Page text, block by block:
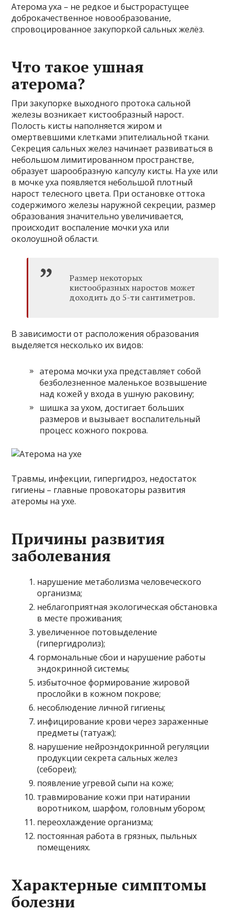
Атерома уха – не редкое и быстрорастущее
доброкачественное новообразование,
спровоцированное закупоркой сальных желёз.
Что такое ушная
атерома?
При закупорке выходного протока сальной
железы возникает кистообразный нарост.
Полость кисты наполняется жиром и
омертвевшими клетками эпителиальной ткани.
Секреция сальных желез начинает развиваться в
небольшом лимитированном пространстве,
образует шарообразную капсулу кисты. На ухе или
в мочке уха появляется небольшой плотный
нарост телесного цвета. При остановке оттока
содержимого железы наружной секреции, размер
образования значительно увеличивается,
происходит воспаление мочки уха или
околоушной области.
Размер некоторых
кистообразных наростов может
доходить до 5-ти сантиметров.
В зависимости от расположения образования
выделяется несколько их видов:
атерома мочки уха представляет собой
безболезненное маленькое возвышение
над кожей у входа в ушную раковину;
шишка за ухом, достигает больших
размеров и вызывает воспалительный
процесс кожного покрова.
Травмы, инфекции, гипергидроз, недостаток
гигиены – главные провокаторы развития
атеромы на ухе.
Причины развития
заболевания
нарушение метаболизма человеческого
организма;
неблагоприятная экологическая обстановка
в месте проживания;
увеличенное потовыделение
(гипергидролиз);
гормональные сбои и нарушение работы
эндокринной системы;
избыточное формирование жировой
прослойки в кожном покрове;
несоблюдение личной гигиены;
инфицирование крови через зараженные
предметы (татуаж);
нарушение нейроэндокринной регуляции
продукции секрета сальных желез
(себореи);
появление угревой сыпи на коже;
травмирование кожи при натирании
воротником, шарфом, головным убором;
переохлаждение организма;
постоянная работа в грязных, пыльных
помещениях.
Характерные симптомы
болезни